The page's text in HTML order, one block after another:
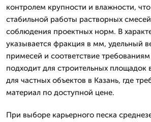
контролем крупности и влажности,
стабильной работы растворных
соблюдения проектных норм. В
указывается фракция в мм, удельный
примесей и соответствие
подходит для строительных площадок
для частных объектов в Казань, где
материал по доступной цене.
При выборе карьерного песка